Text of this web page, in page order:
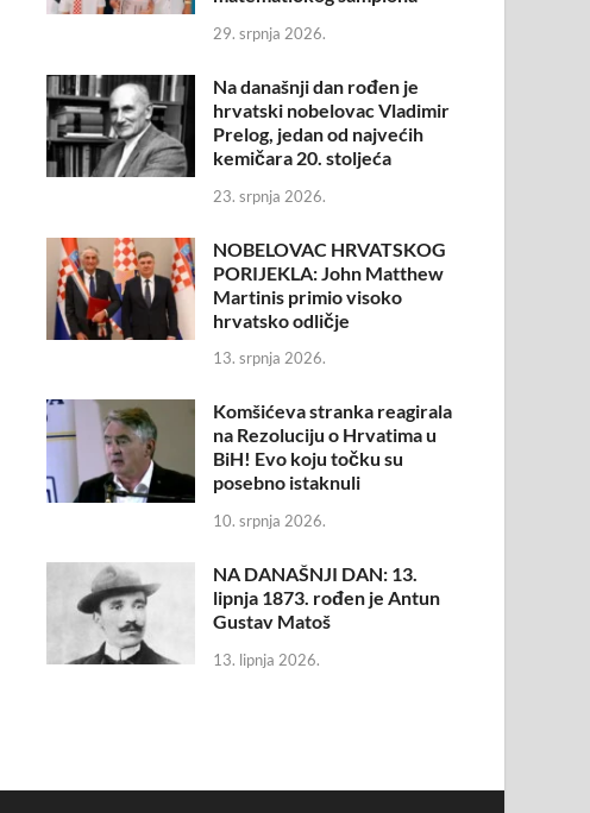
29. srpnja 2026.
Na današnji dan rođen je
hrvatski nobelovac Vladimir
Prelog, jedan od najvećih
kemičara 20. stoljeća
23. srpnja 2026.
NOBELOVAC HRVATSKOG
PORIJEKLA: John Matthew
Martinis primio visoko
hrvatsko odličje
13. srpnja 2026.
Komšićeva stranka reagirala
na Rezoluciju o Hrvatima u
BiH! Evo koju točku su
posebno istaknuli
10. srpnja 2026.
NA DANAŠNJI DAN: 13.
lipnja 1873. rođen je Antun
Gustav Matoš
13. lipnja 2026.